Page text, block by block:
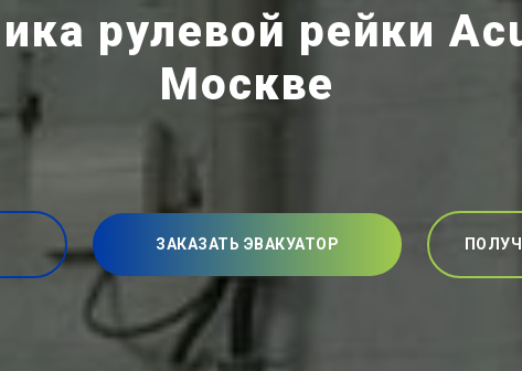
рулевой рейки
Москве
ЗАКАЗАТЬ ЭВАКУАТОР